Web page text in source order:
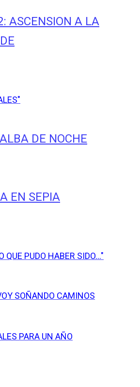
ASCENSION A LA
DE NOCHE
EN SEPIA
QUE PUDO HABER SIDO..."
SOÑANDO CAMINOS
PARA UN AÑO